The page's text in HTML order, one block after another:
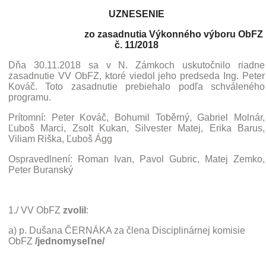
UZNESENIE
zo zasadnutia Výkonného výboru ObFZ
č. 11/2018
Dňa 30.11.2018 sa v N. Zámkoch uskutočnilo riadne
zasadnutie VV ObFZ, ktoré viedol jeho predseda Ing. Peter
Kováč. Toto zasadnutie prebiehalo podľa schváleného
programu.
Prítomní: Peter Kováč, Bohumil Toběrný, Gabriel Molnár,
Ľuboš Marci, Zsolt Kukan, Silvester Matej, Erika Barus,
Viliam Riška, Ľuboš Ágg
Ospravedlnení: Roman Ivan, Pavol Gubric, Matej Zemko,
Peter Buranský
1./ VV ObFZ zvolil :
a) p. Dušana ČERNÁKA za člena Disciplinárnej komisie
ObFZ /jednomyseľne/